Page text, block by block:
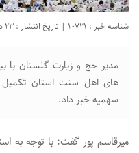
شناسه خبر : 10721 | تاریخ انتشار : 23 دی 1402 - 12:24 |
مدیر حج و زیارت گلستان با
های اهل سنت استان تکمیل
سهمیه خبر داد.
میرقاسم پور گفت: با توجه به